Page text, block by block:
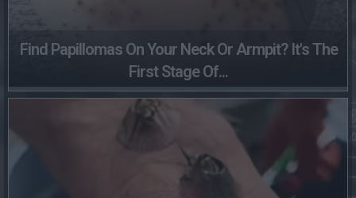
Find Papillomas On Your Neck Or Armpit? It's The
First Stage Of...